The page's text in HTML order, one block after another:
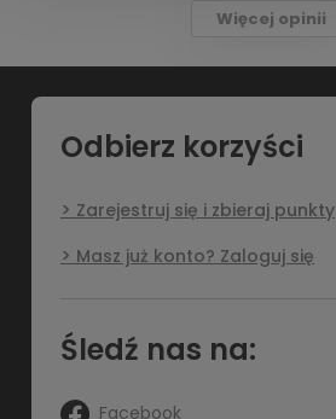
Więcej opinii
Odbierz korzyści
Zarejestruj się i zbieraj punkty
Masz już konto? Zaloguj się
Śledź nas na:
Facebook